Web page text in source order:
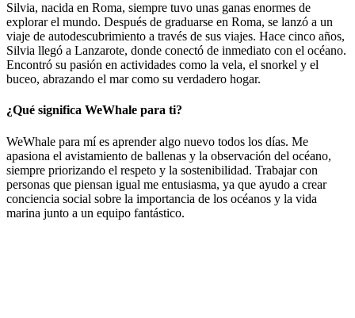
Silvia, nacida en Roma, siempre tuvo unas ganas enormes de
explorar el mundo. Después de graduarse en Roma, se lanzó a un
viaje de autodescubrimiento a través de sus viajes. Hace cinco años,
Silvia llegó a Lanzarote, donde conectó de inmediato con el océano.
Encontró su pasión en actividades como la vela, el snorkel y el
buceo, abrazando el mar como su verdadero hogar.
¿Qué significa WeWhale para ti?
WeWhale para mí es aprender algo nuevo todos los días. Me
apasiona el avistamiento de ballenas y la observación del océano,
siempre priorizando el respeto y la sostenibilidad. Trabajar con
personas que piensan igual me entusiasma, ya que ayudo a crear
conciencia social sobre la importancia de los océanos y la vida
marina junto a un equipo fantástico.